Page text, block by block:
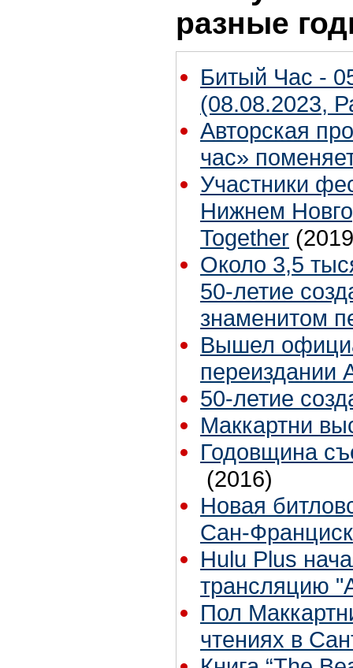
разные
Битый Час -
(08.08.2023,
Авторская
час»
Участники
Нижнем
Together
Около 3,5
50-летие
знаменитом
Вышел
переиздании
50-летие
Маккартни
Годовщина
(2016)
Новая
Сан-
Hulu Plus
трансляцию
Пол
чтениях в